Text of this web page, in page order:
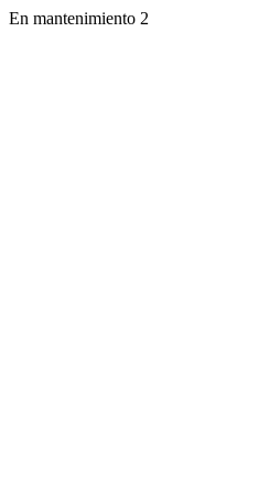
En mantenimiento 2